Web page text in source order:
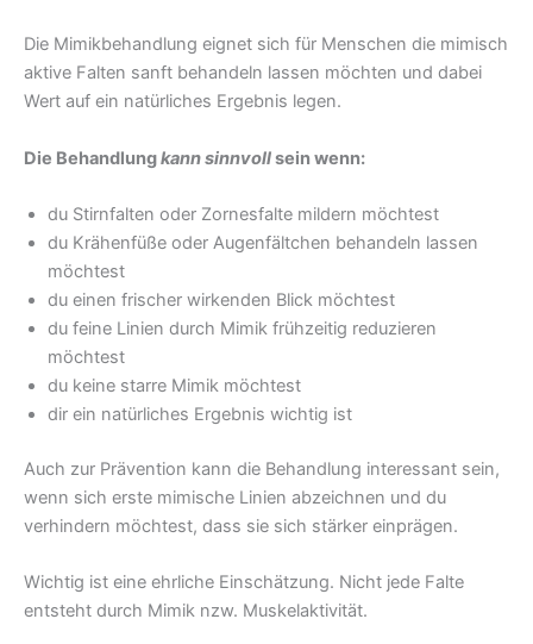
Die Mimikbehandlung eignet sich für Menschen die mimisch
aktive Falten sanft behandeln lassen möchten und dabei
Wert auf ein natürliches Ergebnis legen.
Die Behandlungkann sinnvollsein wenn:
du Stirnfalten oder Zornesfalte mildern möchtest
du Krähenfüße oder Augenfältchen behandeln lassen
möchtest
du einen frischer wirkenden Blick möchtest
du feine Linien durch Mimik frühzeitig reduzieren
möchtest
du keine starre Mimik möchtest
dir ein natürliches Ergebnis wichtig ist
Auch zur Prävention kann die Behandlung interessant sein,
wenn sich erste mimische Linien abzeichnen und du
verhindern möchtest, dass sie sich stärker einprägen.
Wichtig ist eine ehrliche Einschätzung. Nicht jede Falte
entsteht durch Mimik nzw. Muskelaktivität.